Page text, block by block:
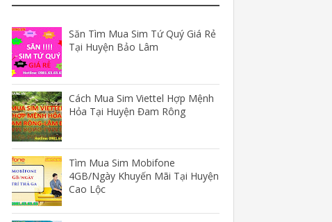
Săn Tìm Mua Sim Tứ Quý Giá Rẻ
Tại Huyện Bảo Lâm
Cách Mua Sim Viettel Hợp Mệnh
Hỏa Tại Huyện Đam Rông
Tìm Mua Sim Mobifone
4GB/Ngày Khuyến Mãi Tại Huyện
Cao Lộc